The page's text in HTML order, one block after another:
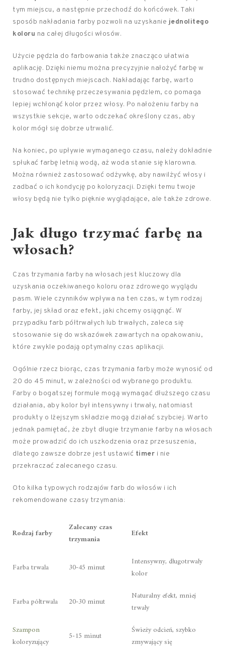
tym miejscu, a następnie przechodź do końcówek. Taki
sposób nakładania farby pozwoli na uzyskanie jednolitego
koloru na całej długości włosów.
Użycie pędzla do farbowania także znacząco ułatwia
aplikację. Dzięki niemu można precyzyjnie nałożyć farbę w
trudno dostępnych miejscach. Nakładając farbę, warto
stosować technikę przeczesywania pędzlem, co pomaga
lepiej wchłonąć kolor przez włosy. Po nałożeniu farby na
wszystkie sekcje, warto odczekać określony czas, aby
kolor mógł się dobrze utrwalić.
Na koniec, po upływie wymaganego czasu, należy dokładnie
spłukać farbę letnią wodą, aż woda stanie się klarowna.
Można również zastosować odżywkę, aby nawilżyć włosy i
zadbać o ich kondycję po koloryzacji. Dzięki temu twoje
włosy będą nie tylko pięknie wyglądające, ale także zdrowe.
Jak długo trzymać farbę na
włosach?
Czas trzymania farby na włosach jest kluczowy dla
uzyskania oczekiwanego koloru oraz zdrowego wyglądu
pasm. Wiele czynników wpływa na ten czas, w tym rodzaj
farby, jej skład oraz efekt, jaki chcemy osiągnąć. W
przypadku farb półtrwałych lub trwałych, zaleca się
stosowanie się do wskazówek zawartych na opakowaniu,
które zwykle podają optymalny czas aplikacji.
Ogólnie rzecz biorąc, czas trzymania farby może wynosić od
20 do 45 minut, w zależności od wybranego produktu.
Farby o bogatszej formule mogą wymagać dłuższego czasu
działania, aby kolor był intensywny i trwały, natomiast
produkty o lżejszym składzie mogą działać szybciej. Warto
jednak pamiętać, że zbyt długie trzymanie farby na włosach
może prowadzić do ich uszkodzenia oraz przesuszenia,
dlatego zawsze dobrze jest ustawić timer i nie
przekraczać zalecanego czasu.
Oto kilka typowych rodzajów farb do włosów i ich
rekomendowane czasy trzymania:
Rodzaj farby
Zalecany czas
trzymania
Efekt
Farba trwała 30-45 minut
Intensywny, długotrwały
kolor
Farba półtrwała 20-30 minut
Naturalny efekt, mniej
trwały
Szampon
koloryzujący
5-15 minut
Świeży odcień, szybko
zmywający się